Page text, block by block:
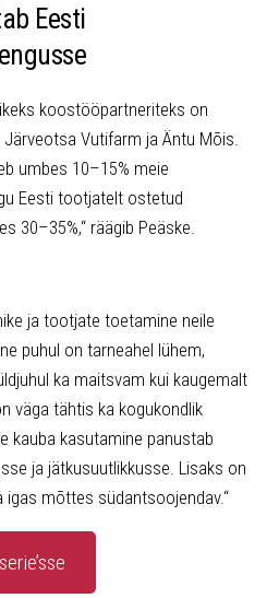
Eesti
koostööpartneriteks on
Vutifarm ja Äntu Mõis.
umbes 10–15% meie
Eesti tootjatelt ostetud
30–35%,“ räägib Peäske.
ja tootjate toetamine neile
puhul on tarneahel lühem,
ka maitsvam kui kaugemalt
väga tähtis ka kogukondlik
kauba kasutamine panustab
ja jätkusuutlikkusse. Lisaks on
mõttes südantsoojendav.“